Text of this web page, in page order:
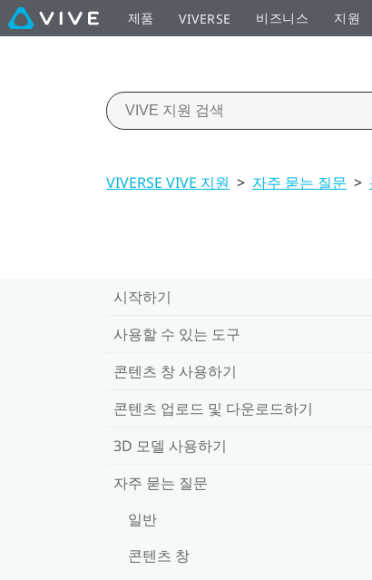
제품 VIVERSE 비즈니스 지원
VIVERSE VIVE 지원 > 자주 묻는 질문 >
시작하기
사용할 수 있는 도구
콘텐츠 창 사용하기
콘텐츠 업로드 및 다운로드하기
3D 모델 사용하기
자주 묻는 질문
일반
콘텐츠 창